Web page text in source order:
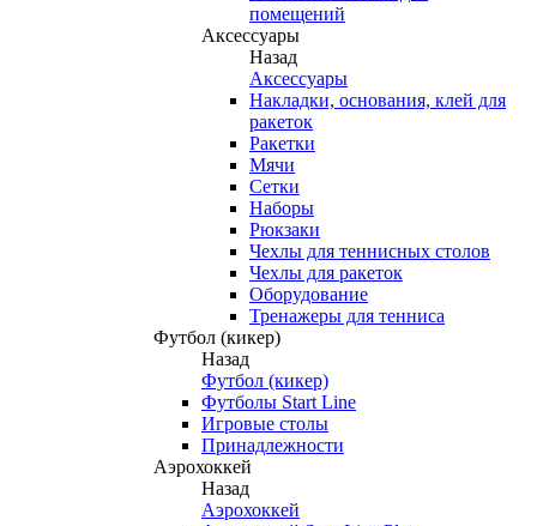
помещений
Аксессуары
Назад
Аксессуары
Накладки, основания, клей для
ракеток
Ракетки
Мячи
Сетки
Наборы
Рюкзаки
Чехлы для теннисных столов
Чехлы для ракеток
Оборудование
Тренажеры для тенниса
Футбол (кикер)
Назад
Футбол (кикер)
Футболы Start Line
Игровые столы
Принадлежности
Аэрохоккей
Назад
Аэрохоккей